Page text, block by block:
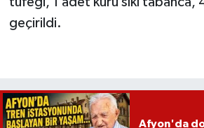
geçirildi.
Afyon'da